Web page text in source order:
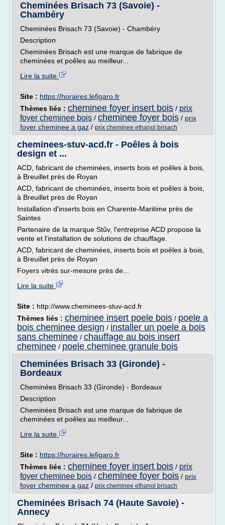
Cheminées Brisach 73 (Savoie) -
Chambéry
Cheminées Brisach 73 (Savoie) - Chambéry
Description
Cheminées Brisach est une marque de fabrique de
cheminées et poêles au meilleur...
Lire la suite
Site : https://horaires.lefigaro.fr
Thèmes liés : cheminee foyer insert bois / prix
foyer cheminee bois / cheminee foyer bois / prix
foyer cheminee a gaz / prix cheminee ethanol brisach
cheminees-stuv-acd.fr - Poêles à bois
design et ...
ACD, fabricant de cheminées, inserts bois et poêles à bois,
à Breuillet près de Royan
ACD, fabricant de cheminées, inserts bois et poêles à bois,
à Breuillet près de Royan
Installation d'inserts bois en Charente-Maritime près de
Saintes
Partenaire de la marque Stûv, l'entreprise ACD propose la
vente et l'installation de solutions de chauffage.
ACD, fabricant de cheminées, inserts bois et poêles à bois,
à Breuillet près de Royan
Foyers vitrés sur-mesure près de...
Lire la suite
Site : http://www.cheminees-stuv-acd.fr
Thèmes liés : cheminee insert poele bois / poele a
bois cheminee design / installer un poele a bois
sans cheminee / chauffage au bois insert
cheminee / poele cheminee granule bois
Cheminées Brisach 33 (Gironde) -
Bordeaux
Cheminées Brisach 33 (Gironde) - Bordeaux
Description
Cheminées Brisach est une marque de fabrique de
cheminées et poêles au meilleur...
Lire la suite
Site : https://horaires.lefigaro.fr
Thèmes liés : cheminee foyer insert bois / prix
foyer cheminee bois / cheminee foyer bois / prix
foyer cheminee a gaz / prix cheminee ethanol brisach
Cheminées Brisach 74 (Haute Savoie) -
Annecy